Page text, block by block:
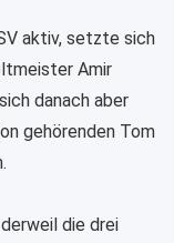
aktiv, setzte sich
Amir
danach aber
gehörenden Tom
die drei